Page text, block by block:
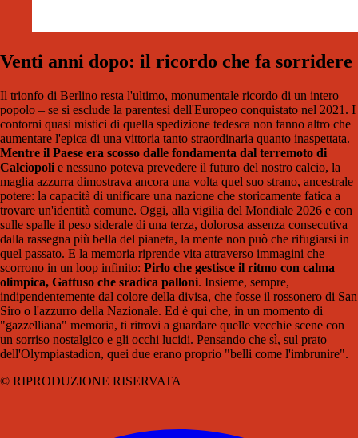
Venti anni dopo: il ricordo che fa sorridere
Il trionfo di Berlino resta l'ultimo, monumentale ricordo di un intero
popolo – se si esclude la parentesi dell'Europeo conquistato nel 2021. I
contorni quasi mistici di quella spedizione tedesca non fanno altro che
aumentare l'epica di una vittoria tanto straordinaria quanto inaspettata.
Mentre il Paese era scosso dalle fondamenta dal terremoto di
Calciopoli e nessuno poteva prevedere il futuro del nostro calcio, la
maglia azzurra dimostrava ancora una volta quel suo strano, ancestrale
potere: la capacità di unificare una nazione che storicamente fatica a
trovare un'identità comune. Oggi, alla vigilia del Mondiale 2026 e con
sulle spalle il peso siderale di una terza, dolorosa assenza consecutiva
dalla rassegna più bella del pianeta, la mente non può che rifugiarsi in
quel passato. E la memoria riprende vita attraverso immagini che
scorrono in un loop infinito: Pirlo che gestisce il ritmo con calma
olimpica, Gattuso che sradica palloni. Insieme, sempre,
indipendentemente dal colore della divisa, che fosse il rossonero di San
Siro o l'azzurro della Nazionale. Ed è qui che, in un momento di
"gazzelliana" memoria, ti ritrovi a guardare quelle vecchie scene con
un sorriso nostalgico e gli occhi lucidi. Pensando che sì, sul prato
dell'Olympiastadion, quei due erano proprio "belli come l'imbrunire".
© RIPRODUZIONE RISERVATA